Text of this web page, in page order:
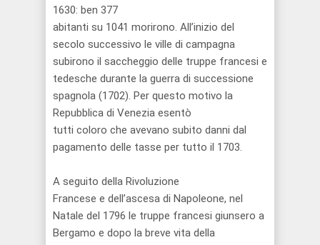
1630: ben 377
abitanti su 1041 morirono. All’inizio del
secolo successivo le ville di campagna
subirono il saccheggio delle truppe francesi e
tedesche durante la guerra di successione
spagnola (1702). Per questo motivo la
Repubblica di Venezia esentò
tutti coloro che avevano subito danni dal
pagamento delle tasse per tutto il 1703.
A seguito della Rivoluzione
Francese e dell’ascesa di Napoleone, nel
Natale del 1796 le truppe francesi giunsero a
Bergamo e dopo la breve vita della